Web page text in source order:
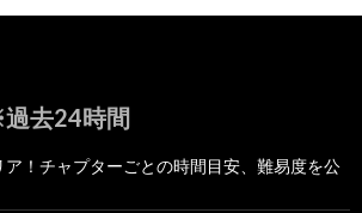
過去24時間
ア！チャプターごとの時間目安、難易度を公